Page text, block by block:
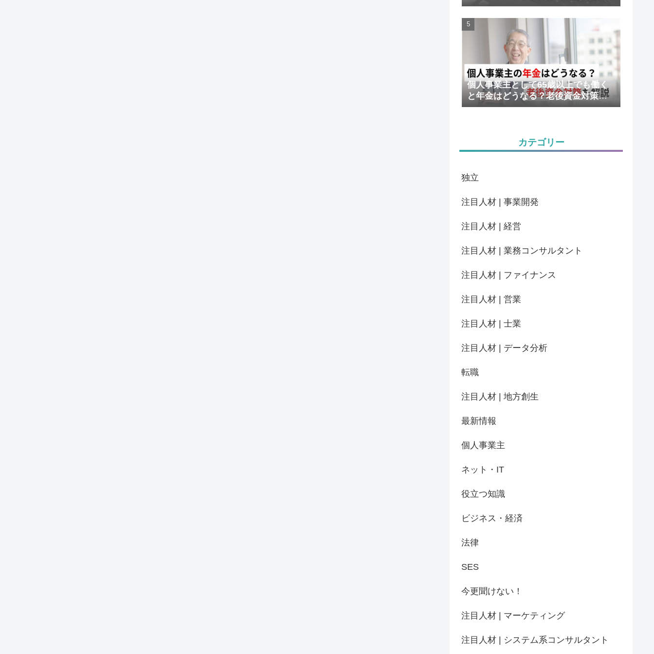
かりやすく解説
個人事業主として65歳以上でも働く
と年金はどうなる？老後資金対策も
解説
カテゴリー
独立
注目人材 | 事業開発
注目人材 | 経営
注目人材 | 業務コンサルタント
注目人材 | ファイナンス
注目人材 | 営業
注目人材 | 士業
注目人材 | データ分析
転職
注目人材 | 地方創生
最新情報
個人事業主
ネット・IT
役立つ知識
ビジネス・経済
法律
SES
今更聞けない！
注目人材 | マーケティング
注目人材 | システム系コンサルタント